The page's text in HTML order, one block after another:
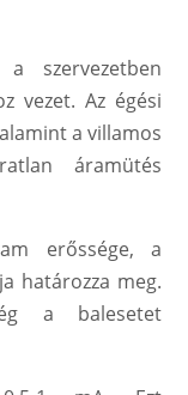
szervezetben
vezet. Az égési
a villamos
áramütés
erőssége, a
határozza meg.
a balesetet